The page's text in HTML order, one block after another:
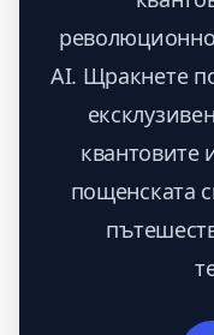
AI. Щракнете
квантовите
пощенската